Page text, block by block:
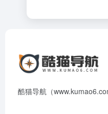
酷猫导航（